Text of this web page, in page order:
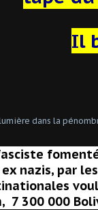
Il
nazis, par
7 300 000